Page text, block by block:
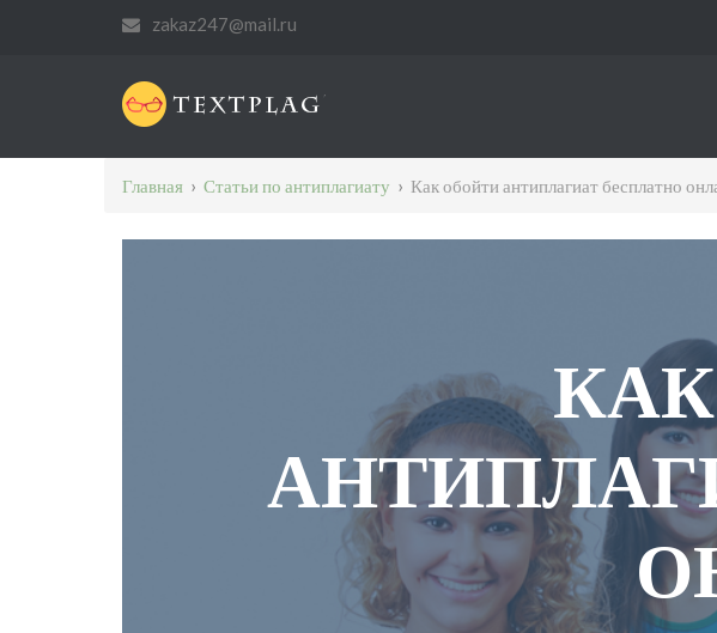
zakaz247@mail.ru
Главная › Статьи по антиплагиату › Как обойти антиплагиат бесплатно